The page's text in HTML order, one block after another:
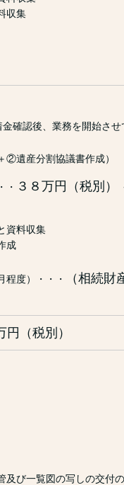
収集
確認後、業務を開始させ
遺産分割協議書作成）
・ ３８万円（税別）
料収集
成
度）・・・ （相続財
円（税別）
一覧図の写しの交付の